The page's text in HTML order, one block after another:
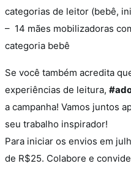
categorias de leitor (bebê,
– 14 mães mobilizadoras
categoria bebê
Se você também acredita
experiências de leitura,
a campanha! Vamos juntos
seu trabalho inspirador!
Para iniciar os envios em
de R$25. Colabore e